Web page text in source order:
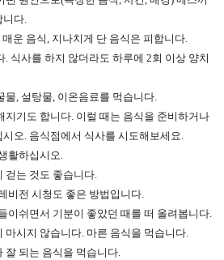
니다.
운 음식, 지나치게 단 음식은 피합니다.
. 식사를 하지 않더라도 하루에 2회 이상 양치
물, 설탕물, 이온음료를 먹습니다.
지기도 합니다. 이럴 때는 음식을 준비하거나
오. 음식점에서 식사를 시도해보세요.
활하십시오.
걷는 것도 좋습니다.
비전 시청도 좋은 방법입니다.
이쉬면서 기분이 좋았던 때를 떠 올려봅니다.
마시지 않습니다. 마른 음식을 먹습니다.
잘 되는 음식을 먹습니다.